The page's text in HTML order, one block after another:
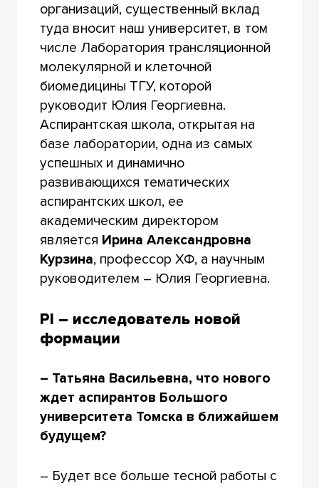
организаций, существенный вклад
туда вносит наш университет, в том
числе Лаборатория трансляционной
молекулярной и клеточной
биомедицины ТГУ, которой
руководит Юлия Георгиевна.
Аспирантская школа, открытая на
базе лаборатории, одна из самых
успешных и динамично
развивающихся тематических
аспирантских школ, ее
академическим директором
является Ирина Александровна
Курзина, профессор ХФ, а научным
руководителем – Юлия Георгиевна.
PI – исследователь новой
формации
– Татьяна Васильевна, что нового
ждет аспирантов Большого
университета Томска в ближайшем
будущем?
– Будет все больше тесной работы с